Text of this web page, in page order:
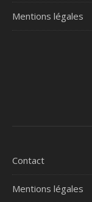
Mentions légales
Contact
Mentions légales